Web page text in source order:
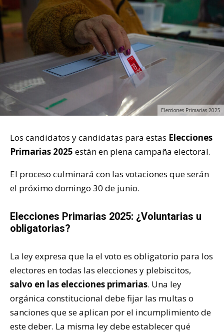
Elecciones Primarias 2025
Los candidatos y candidatas para estas Elecciones
Primarias 2025 están en plena campaña electoral.
El proceso culminará con las votaciones que serán
el próximo domingo 30 de junio.
Elecciones Primarias 2025: ¿Voluntarias u
obligatorias?
La ley expresa que la el voto es obligatorio para los
electores en todas las elecciones y plebiscitos,
salvo en las elecciones primarias. Una ley
orgánica constitucional debe fijar las multas o
sanciones que se aplican por el incumplimiento de
este deber. La misma ley debe establecer qué